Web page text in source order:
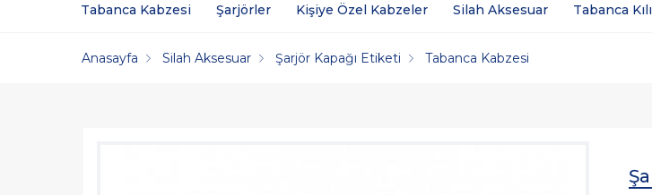
Tabanca Kabzesi Şarjörler Kişiye Özel Kabzeler Silah Aksesuar Tabanca
Anasayfa Silah Aksesuar Şarjör Kapağı Etiketi Tabanca Kabzesi